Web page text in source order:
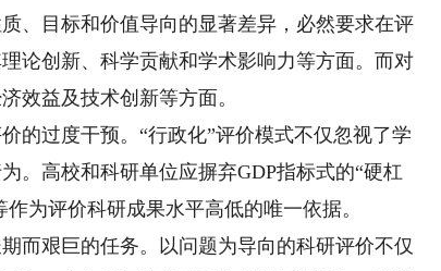
、目标和价值导向的显著差异，必然要求在评
论创新、科学贡献和学术影响力等方面。而对
效益及技术创新等方面。
过度干预。“行政化”评价模式不仅忽视了学
。高校和科研单位应摒弃GDP指标式的“硬杠
为评价科研成果水平高低的唯一依据。
艰巨的任务。以问题为导向的科研评价不仅